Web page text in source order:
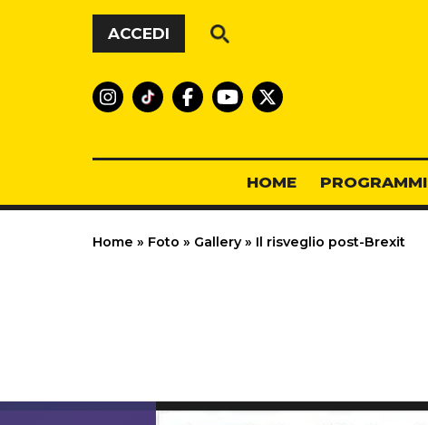
Vai al contenuto
ACCEDI
HOME PROGRAMMI
Home » Foto » Gallery » Il risveglio post-Brexit